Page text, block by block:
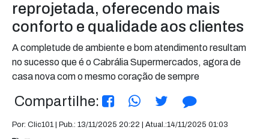
reprojetada, oferecendo mais
conforto e qualidade aos clientes
A completude de ambiente e bom atendimento resultam
no sucesso que é o Cabrália Supermercados, agora de
casa nova com o mesmo coração de sempre
Compartilhe:
Por: Clic101 | Pub.: 13/11/2025 20:22 | Atual.:14/11/2025 01:03